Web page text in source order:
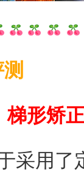
梯形矫
采用